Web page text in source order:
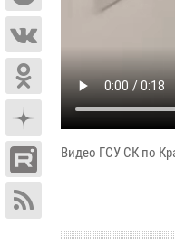
Видео ГСУ СК по